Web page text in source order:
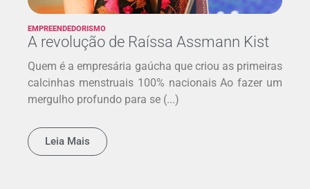
EMPREENDEDORISMO
A revolução de Raíssa Assmann Kist
Quem é a empresária gaúcha que criou as primeiras
calcinhas menstruais 100% nacionais Ao fazer um
mergulho profundo para se (...)
Leia Mais